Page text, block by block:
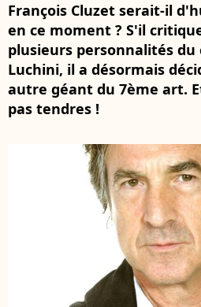
François Cluzet serait-il
en ce moment ? S'il
plusieurs personnalités du
Luchini, il a désormais
autre géant du 7ème art.
pas tendres !